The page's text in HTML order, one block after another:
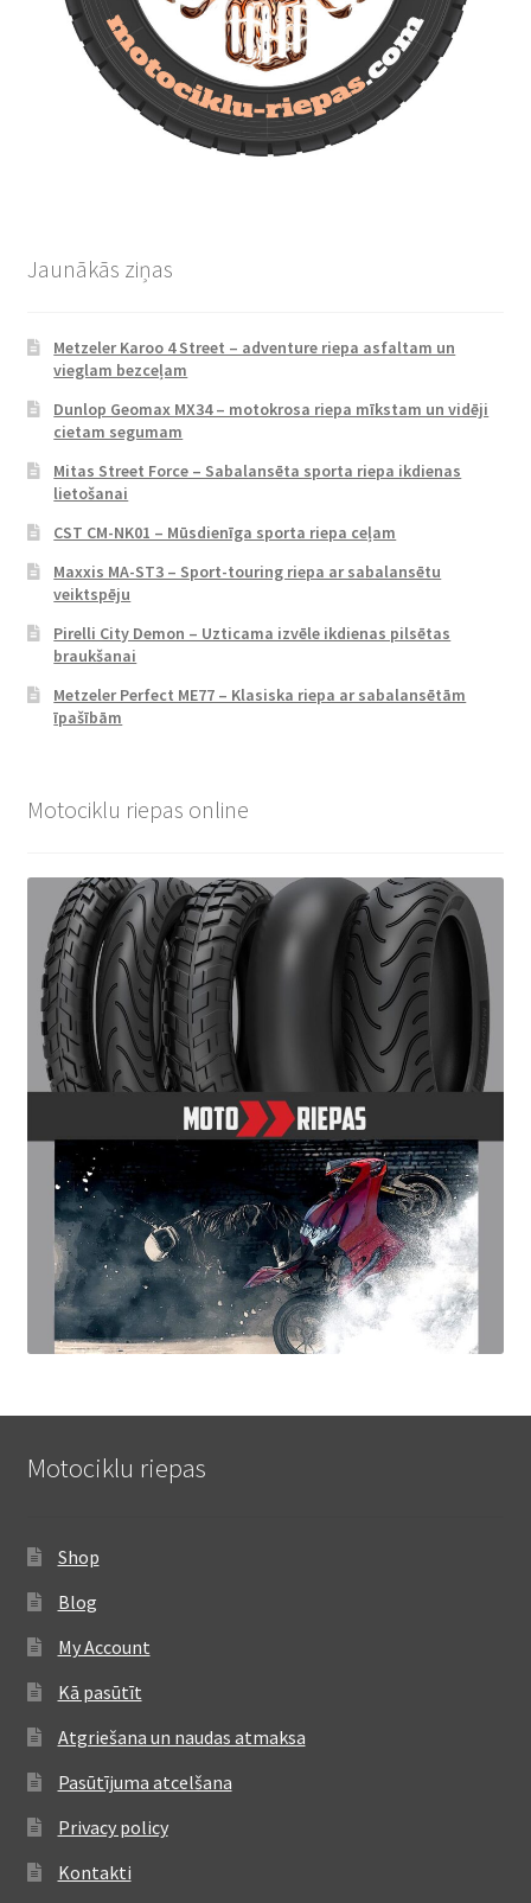
Jaunākās ziņas
Metzeler Karoo 4 Street – adventure riepa asfaltam un
vieglam bezceļam
Dunlop Geomax MX34 – motokrosa riepa mīkstam un vidēji
cietam segumam
Mitas Street Force – Sabalansēta sporta riepa ikdienas
lietošanai
CST CM-NK01 – Mūsdienīga sporta riepa ceļam
Maxxis MA-ST3 – Sport-touring riepa ar sabalansētu
veiktspēju
Pirelli City Demon – Uzticama izvēle ikdienas pilsētas
braukšanai
Metzeler Perfect ME77 – Klasiska riepa ar sabalansētām
īpašībām
Motociklu riepas online
Motociklu riepas
Shop
Blog
My Account
Kā pasūtīt
Atgriešana un naudas atmaksa
Pasūtījuma atcelšana
Privacy policy
Kontakti